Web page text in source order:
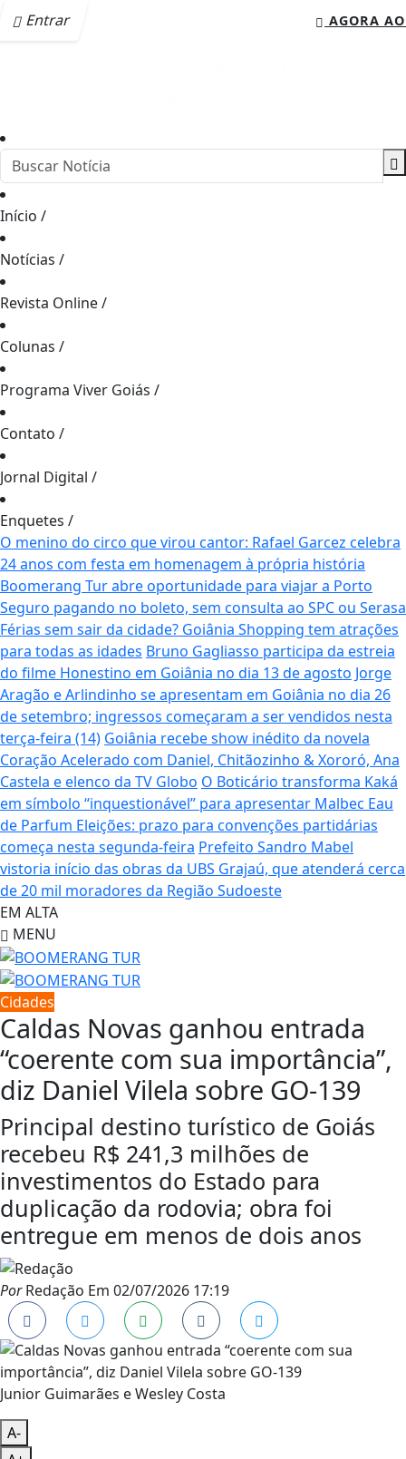
Entrar AGORA
Início /
Notícias /
Revista Online/
Colunas /
Programa Viver Goiás /
Contato /
Jornal Digital /
Enquetes /
O menino do circo que virou cantor: Rafael Garcez celebra
24 anos com festa em homenagem à própria história
Boomerang Tur abre oportunidade para viajar a Porto
Seguro pagando no boleto, sem consulta ao SPC ou Serasa
Férias sem sair da cidade? Goiânia Shopping tem atrações
para todas as idades Bruno Gagliasso participa da estreia
do filme Honestino em Goiânia no dia 13 de agosto Jorge
Aragão e Arlindinho se apresentam em Goiânia no dia 26
de setembro; ingressos começaram a ser vendidos nesta
terça-feira (14) Goiânia recebe show inédito da novela
Coração Acelerado com Daniel, Chitãozinho & Xororó, Ana
Castela e elenco da TV Globo O Boticário transforma Kaká
em símbolo “inquestionável” para apresentar Malbec Eau
de Parfum Eleições: prazo para convenções partidárias
começa nesta segunda-feira Prefeito Sandro Mabel
vistoria início das obras da UBS Grajaú, que atenderá cerca
de 20 mil moradores da Região Sudoeste
EM ALTA
MENU
Cidades
Caldas Novas ganhou entrada
“coerente com sua importância”,
diz Daniel Vilela sobre GO-139
Principal destino turístico de Goiás
recebeu R$ 241,3 milhões de
investimentos do Estado para
duplicação da rodovia; obra foi
entregue em menos de dois anos
PorRedação Em 02/07/2026 17:19
Junior Guimarães e Wesley Costa
A-